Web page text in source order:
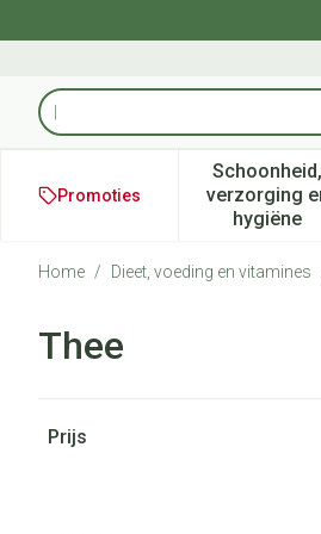
Product, merk, categorie...
Promoties
Schoonheid,
verzorging
hygiëne
Toon
Home / Dieet, voeding en vitamines
Thee
Prijs